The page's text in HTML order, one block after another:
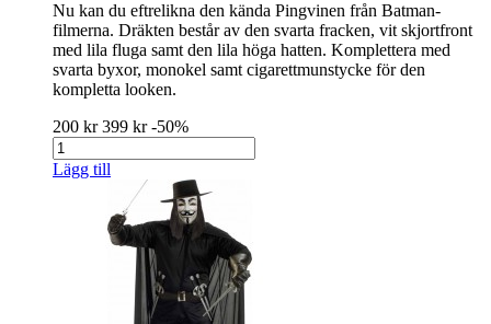
Nu kan du eftrelikna den kända Pingvinen från Batman-
filmerna. Dräkten består av den svarta fracken, vit skjortfront
med lila fluga samt den lila höga hatten. Komplettera med
svarta byxor, monokel samt cigarettmunstycke för den
kompletta looken.
200 kr399 kr-50%
Lägg till